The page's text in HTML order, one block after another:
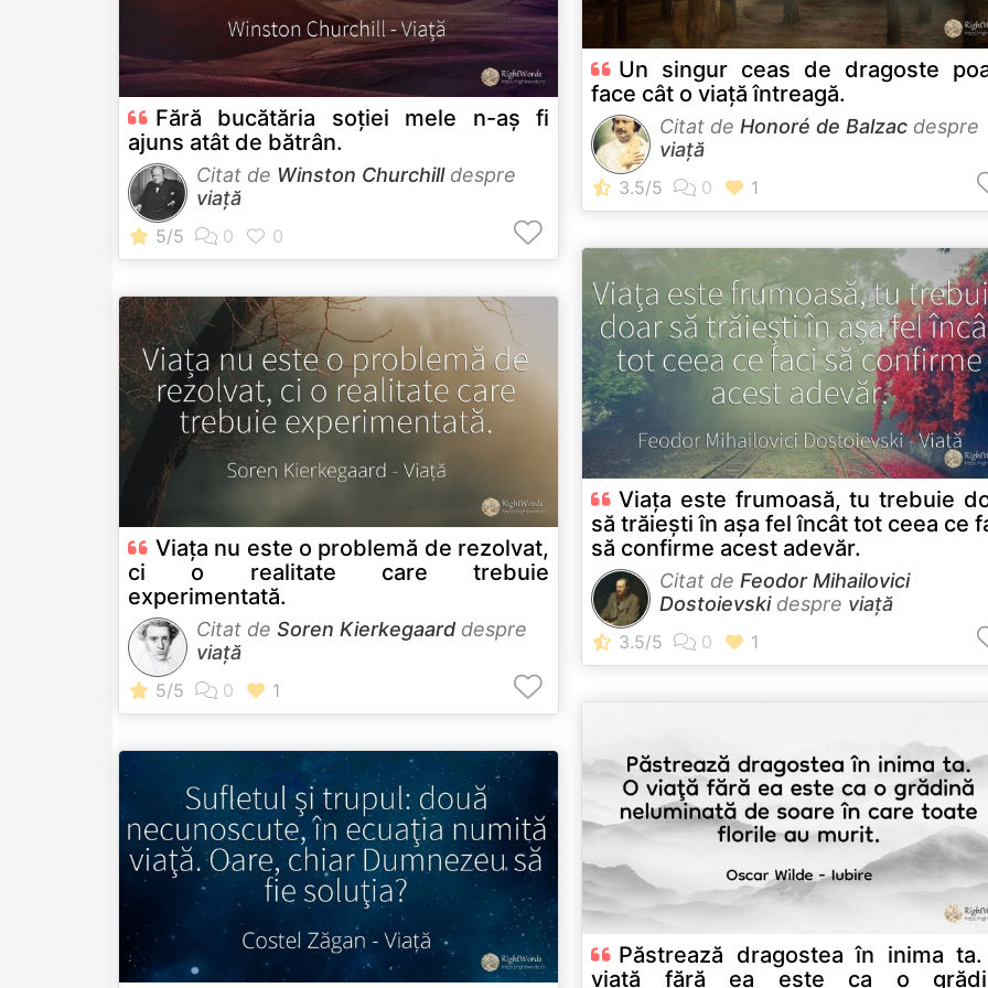
Fără bucătăria soţiei mele n-aş fi
ajuns atât de bătrân.
Citat de Winston Churchilldespre
viață
Viața nu este o problemă de rezolvat,
ci o realitate care trebuie
experimentată.
Citat de Soren Kierkegaard despre
viață
Un singur ceas de dragoste
face cât o viață întreagă.
Citat de Honoré de Balzac despre
viață
Viaţa este frumoasă, tu trebuie
să trăiești în așa fel încât tot ceea ce
să confirme acest adevăr.
Citat de Feodor Mihailovici
Dostoievskidespre viață
Păstrează dragostea în inima ta.
viaţă fără ea este ca o